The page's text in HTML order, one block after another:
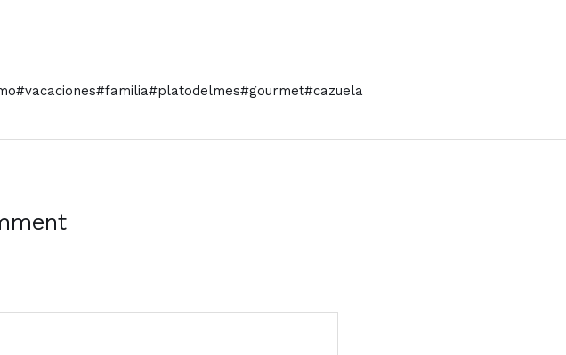
#vacaciones#familia#platodelmes#gourmet#cazuela